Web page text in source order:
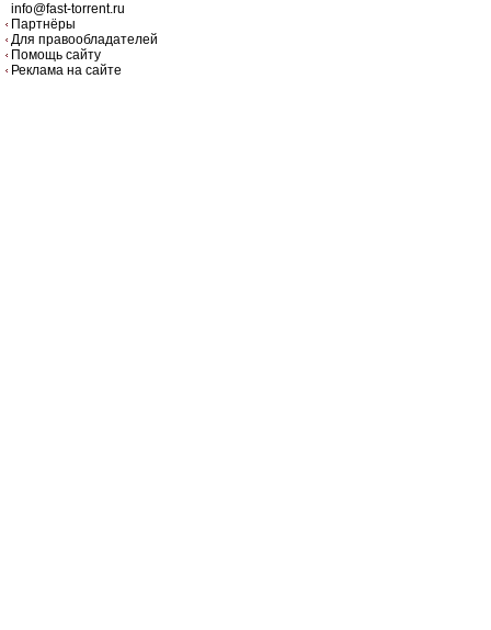
info@fast-torrent.ru
Партнёры
Для правообладателей
Помощь сайту
Реклама на сайте